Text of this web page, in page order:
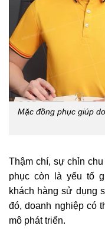
Mặc đồng phục giúp
Thậm chí, sự chỉn
phục còn là yếu tố
khách hàng sử dụng
đó, doanh nghiệp có
mô phát triển.